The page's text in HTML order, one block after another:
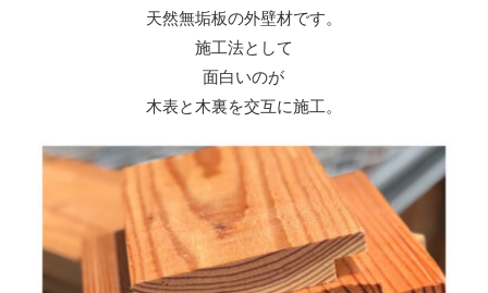
天然無垢板の外壁材です。
施工法として
面白いのが
木表と木裏を交互に施工。